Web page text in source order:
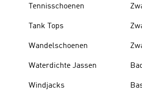
Tennisschoenen
Tank Tops
Wandelschoenen
Waterdichte Jassen
Windjacks